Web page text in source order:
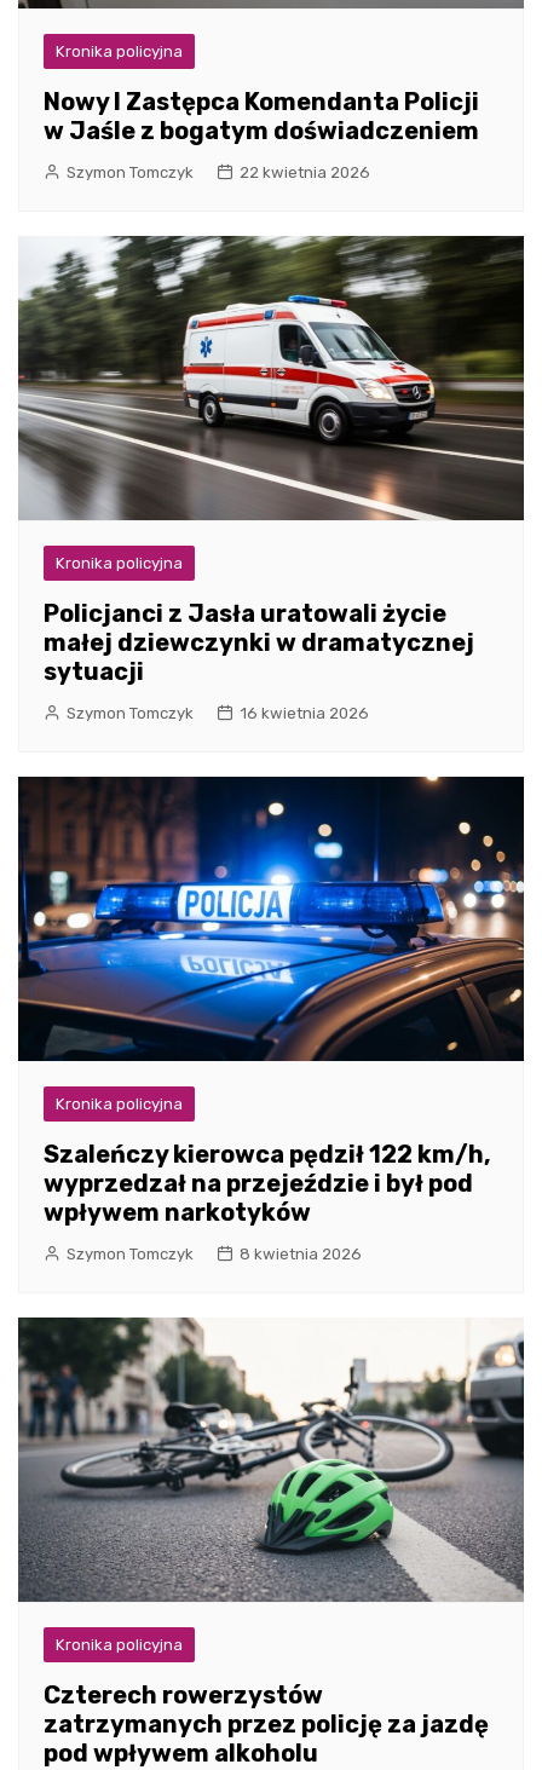
Kronika policyjna
Nowy I Zastępca Komendanta Policji
w Jaśle z bogatym doświadczeniem
Szymon Tomczyk 22 kwietnia 2026
Kronika policyjna
Policjanci z Jasła uratowali życie
małej dziewczynki w dramatycznej
sytuacji
Szymon Tomczyk 16 kwietnia 2026
Kronika policyjna
Szaleńczy kierowca pędził 122 km/h,
wyprzedzał na przejeździe i był pod
wpływem narkotyków
Szymon Tomczyk 8 kwietnia 2026
Kronika policyjna
Czterech rowerzystów
zatrzymanych przez policję za jazdę
pod wpływem alkoholu